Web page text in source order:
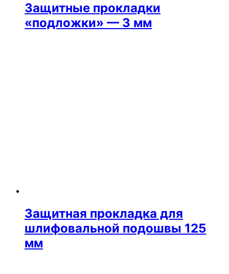
Защитные прокладки
«подложки» — 3 мм
Защитная прокладка для
шлифовальной подошвы 125
мм